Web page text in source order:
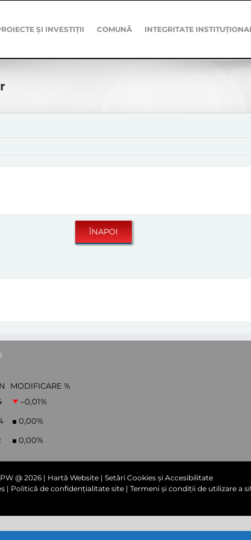
ȘI INVESTIȚII COMUNĂ INTEGRITATE
MODIFICARE %
–0,01%
0,00%
0,00%
@2026 | Hartă Website| Setări Cookies și Accesibilitate
| Politică de confidențialitate site| Termeni și condiții de utilizare a